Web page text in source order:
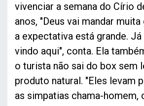
vivenciar a semana do Círio
anos, "Deus vai mandar
a expectativa está grande.
vindo aqui", conta. Ela
o turista não sai do box sem
produto natural. "Eles levam
as simpatias chama-homem,